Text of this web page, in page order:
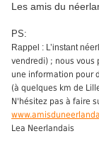
Les amis du
PS:
Rappel : L’instant
vendredi) ; nous vous
une information pour
(à quelques km de
N'hésitez pas à faire
Lea Neerlandais